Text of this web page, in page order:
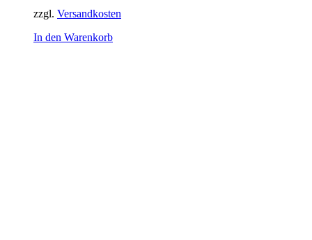
zzgl. Versandkosten
In den Warenkorb